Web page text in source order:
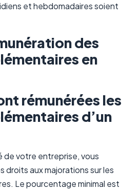
et hebdomadaires soient
des
en
rémunérées les
d’un
votre entreprise, vous
droits aux majorations sur les
Le pourcentage minimal est